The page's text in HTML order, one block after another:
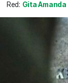
Red: Gita Amanda